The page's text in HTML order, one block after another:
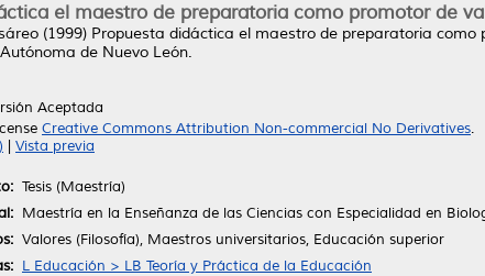
el maestro de preparatoria como promotor de
(1999) Propuesta didáctica el maestro de preparatoria como
de Nuevo León.
Aceptada
Creative Commons Attribution Non-commercial No Derivatives.
Vista previa
Tesis (Maestría)
Maestría en la Enseñanza de las Ciencias con Especialidad en
Valores (Filosofía), Maestros universitarios, Educación superior
L Educación > LB Teoría y Práctica de la Educación